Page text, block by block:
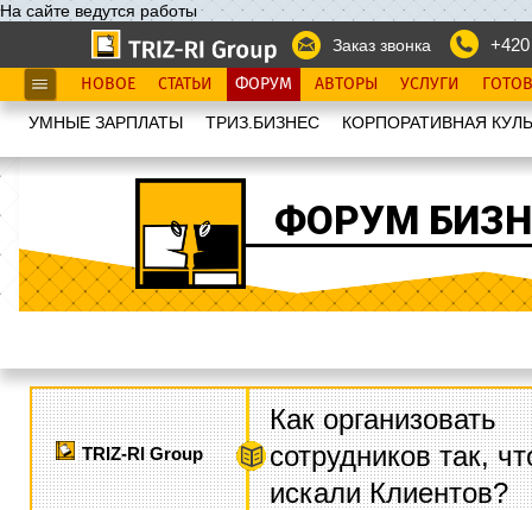
На сайте ведутся работы
Заказ звонка
НОВОЕ СТАТЬИ ФОРУМ АВТОРЫ УСЛУГИ
УМНЫЕ ЗАРПЛАТЫ ТРИЗ.БИЗНЕС КОРПОРАТИВНАЯ
ФОРУМ
TRIZ-RI Group
Как организовать
сотрудников так,
искали Клиентов?